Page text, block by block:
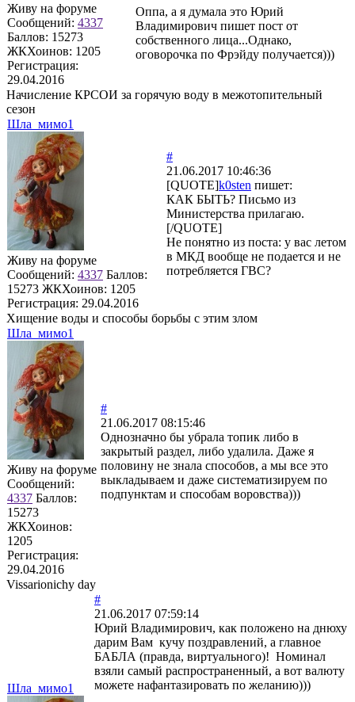
Живу на форуме
Сообщений: 4337
Баллов: 15273
ЖКХоинов: 1205
Регистрация:
29.04.2016
Оппа, а я думала это Юрий
Владимирович пишет пост от
собственного лица...Однако,
оговорочка по Фрэйду получается)))
Начисление КРСОИ за горячую воду в межотопительный
сезон
Шла_мимо1
Живу на форуме
Сообщений: 4337 Баллов:
15273 ЖКХоинов: 1205
Регистрация: 29.04.2016
#
21.06.2017 10:46:36
[QUOTE]k0sten пишет:
КАК БЫТЬ? Письмо из
Министерства прилагаю.
[/QUOTE]
Не понятно из поста: у вас летом
в МКД вообще не подается и не
потребляется ГВС?
Хищение воды и способы борьбы с этим злом
Шла_мимо1
Живу на форуме
Сообщений:
4337 Баллов:
15273
ЖКХоинов:
1205
Регистрация:
29.04.2016
#
21.06.2017 08:15:46
Однозначно бы убрала топик либо в
закрытый раздел, либо удалила. Даже я
половину не знала способов, а мы все это
выкладываем и даже систематизируем по
подпунктам и способам воровства)))
Vissarionichy day
Шла_мимо1
#
21.06.2017 07:59:14
Юрий Владимирович, как положено на днюху
дарим Вам кучу поздравлений, а главное
БАБЛА (правда, виртуального)! Номинал
взяли самый распространенный, а вот валюту
можете нафантазировать по желанию)))